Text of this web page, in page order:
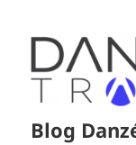
Blog